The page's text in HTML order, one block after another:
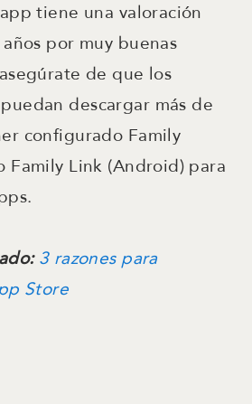
tiene una valoración
por muy buenas
de que los
descargar más de
configurado Family
Family Link (Android) para
3 razones para
Store